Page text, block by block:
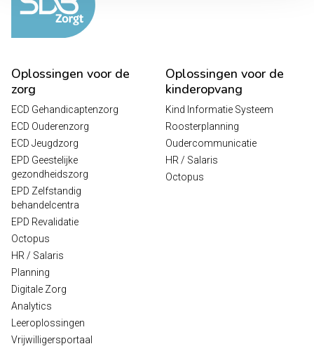
Oplossingen voor de
zorg
ECD Gehandicaptenzorg
ECD Ouderenzorg
ECD Jeugdzorg
EPD Geestelijke
gezondheidszorg
EPD Zelfstandig
behandelcentra
EPD Revalidatie
Octopus
HR / Salaris
Planning
Digitale Zorg
Analytics
Leeroplossingen
Vrijwilligersportaal
Oplossingen voor de
kinderopvang
Kind Informatie Systeem
Roosterplanning
Oudercommunicatie
HR / Salaris
Octopus